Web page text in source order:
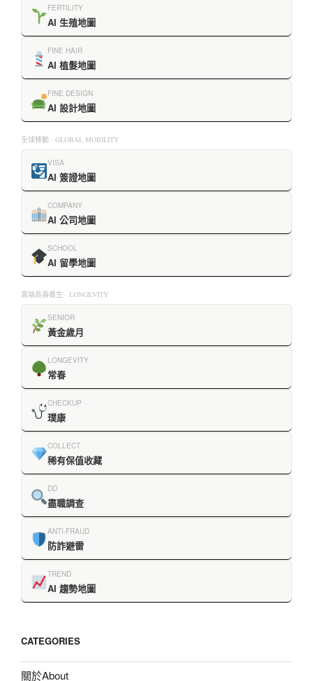
FERTILITY
AI 生殖地圖
FINE HAIR
AI 植髮地圖
FINE DESIGN
AI 設計地圖
全球移動 · GLOBAL MOBILITY
VISA
AI 簽證地圖
COMPANY
AI 公司地圖
SCHOOL
AI 留學地圖
高端長壽養生 · LONGEVITY
SENIOR
黃金歲月
LONGEVITY
常春
CHECKUP
璞康
COLLECT
稀有保值收藏
DD
盡職調查
ANTI-FRAUD
防詐避雷
TREND
AI 趨勢地圖
CATEGORIES
關於About